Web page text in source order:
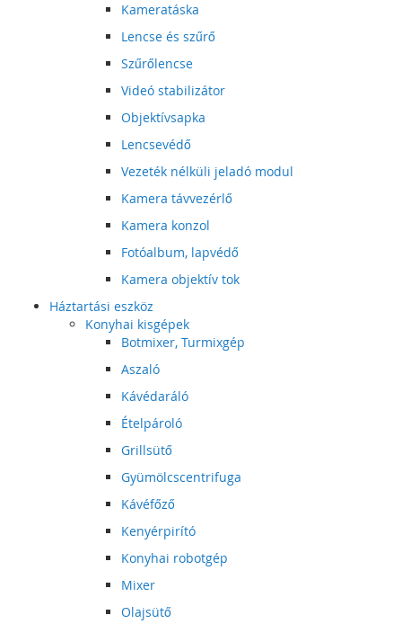
Kameratáska
Lencse és szűrő
Szűrőlencse
Videó stabilizátor
Objektívsapka
Lencsevédő
Vezeték nélküli jeladó modul
Kamera távvezérlő
Kamera konzol
Fotóalbum, lapvédő
Kamera objektív tok
Háztartási eszköz
Konyhai kisgépek
Botmixer, Turmixgép
Aszaló
Kávédaráló
Ételpároló
Grillsütő
Gyümölcscentrifuga
Kávéfőző
Kenyérpirító
Konyhai robotgép
Mixer
Olajsütő